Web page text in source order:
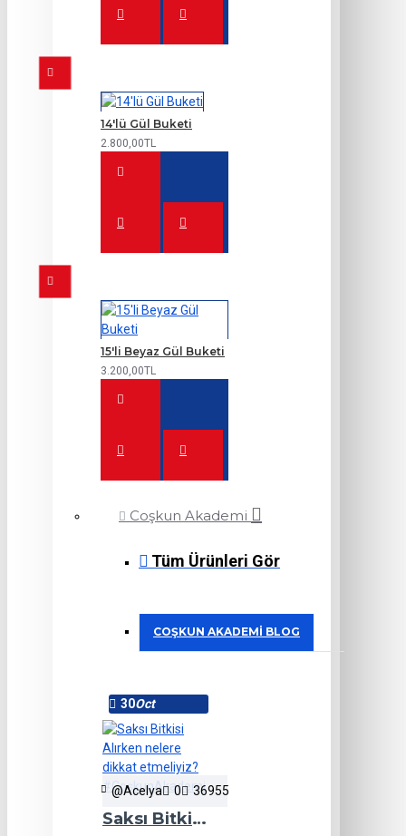
14'lü Gül Buketi
2.800,00TL
15'li Beyaz Gül Buketi
3.200,00TL
Coşkun Akademi
Tüm Ürünleri Gör
COŞKUN AKADEMI BLOG
30Oct
@Acelya 0 36955
Saksı Bitkisi Alırken nelere dikkat etmeliyiz? #CoşkunAkademi